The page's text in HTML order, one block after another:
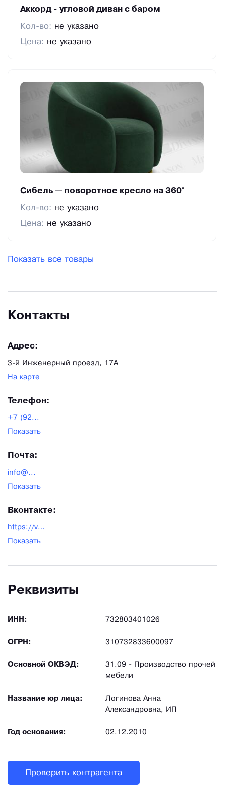
видеоинструкции по сборке и эксплуатации
мебели. Наши специалисты всегда готовы
✔ Брендирование
В целях повышения узнаваемости бренда вся
продукция фабрики комплектуется именным
шильдом, паспортом и логотипным скотчем.
✔ Обеспечение рекламной продукцией
Мы предоставляем раздаточные материалы в
Аккорд - угловой диван с баром
Кол-во: не указано
Цена: не указано
Сибель — поворотное кресло на 360°
Кол-во: не указано
Цена: не указано
Показать все товары
Контакты
Адрес:
3-й Инженерный проезд, 17А
На карте
Телефон:
+7 (92...
Показать
Почта:
info@...
Показать
Вконтакте:
https://vk.com/mrdivanson
Показать
Реквизиты
ИНН: 732803401026
ОГРН: 310732833600097
Основной ОКВЭД:
31.09 - Производство прочей
мебели
Название юр лица:
Логинова Анна
Александровна, ИП
Год основания: 02.12.2010
Проверить контрагента